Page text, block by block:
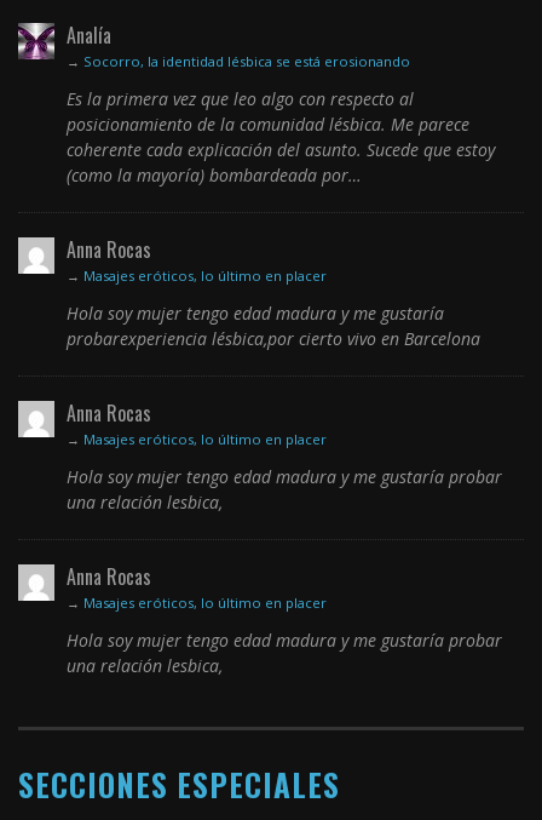
Analía
→ Socorro, la identidad lésbica se está erosionando
Es la primera vez que leo algo con respecto al
posicionamiento de la comunidad lésbica. Me parece
coherente cada explicación del asunto. Sucede que estoy
(como la mayoría) bombardeada por…
Anna Rocas
→ Masajes eróticos, lo último en placer
Hola soy mujer tengo edad madura y me gustaría
probarexperiencia lésbica,por cierto vivo en Barcelona
Anna Rocas
→ Masajes eróticos, lo último en placer
Hola soy mujer tengo edad madura y me gustaría probar
una relación lesbica,
Anna Rocas
→ Masajes eróticos, lo último en placer
Hola soy mujer tengo edad madura y me gustaría probar
una relación lesbica,
SECCIONES ESPECIALES